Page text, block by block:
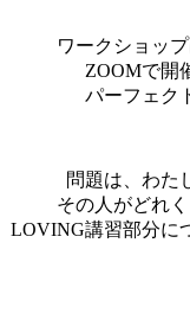
ワークショッ
ZOOMで開
パーフェク
問題は、わた
その人がどれ
LOVING講習部分に